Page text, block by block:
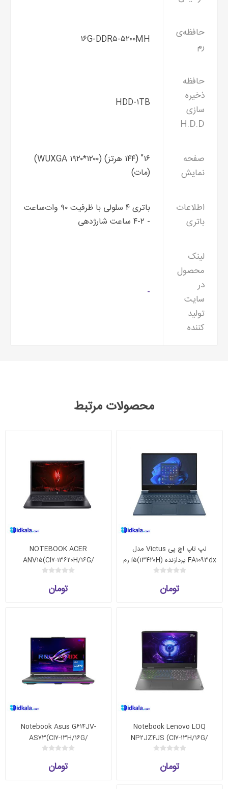
حافظه‌ی
رم
۱۶G-DDR۵-۵۲۰۰MH
حافظه
ذخیره
سازی
H.D.D
HDD-۱TB
صفحه
نمایش
۱۶" (۱۴۴ هرتز) (۱۲۰۰*۱۹۲۰ WUXGA)
(مات)
اطلاعات
باتری
باتری ۴ سلولی با ظرفیت ۹۰ وات‌ساعت
- ۲-۴ ساعت شارژدهی
لینک
محصول
در
سایت
تولید
کننده
-
محصولات مرتبط
لپ تاپ اچ پی Victus مدل
FA۱۰۹۳dx پردازنده i۵(۱۳۴۲۰H) رم
۱۴۴Hz
تومان
NOTEBOOK ACER
ANV۱۵(CI۷-۱۳۶۲۰H/۱۶G/
۵۱۲G/RTX۴۰۵۰)
تومان
Notebook Lenovo LOQ
NP۲JZ۴JS (CI۷-۱۳H/۱۶G/
۵۱۲G/RTX۴۰۶۰)
تومان
Notebook Asus G۶۱۴JV-
AS۷۳(CI۷-۱۳H/۱۶G/
۵۱۲G/RTX۴۰۶۰)
تومان